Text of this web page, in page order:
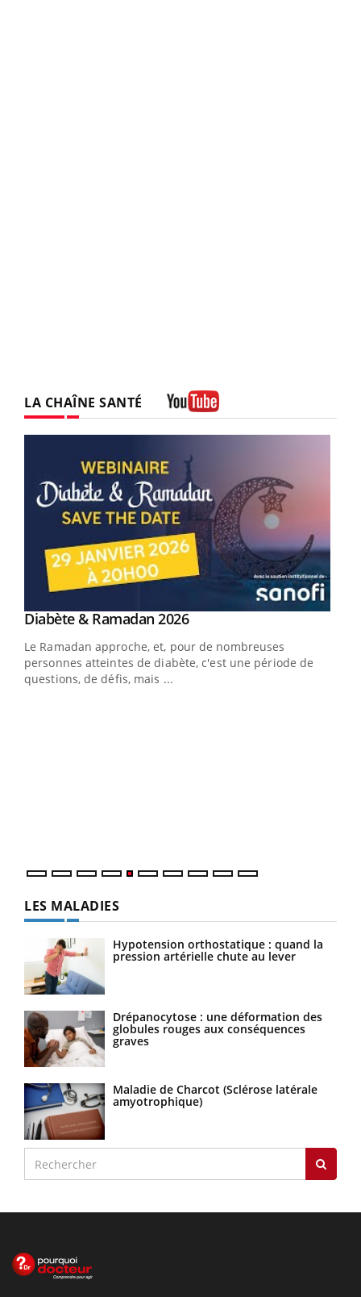
LA CHAÎNE SANTÉ
Youtube
Diabète & Ramadan 2026Youtube
Le Ramadan approche, et, pour de nombreuses
personnes atteintes de diabète, c'est une période de
questions, de défis, mais ...
Youtube
Un « jumeau numérique » pour faciliter l’accès
Un établissement lié à un groupe mutualiste innove en
matière de bilan de santé : l'utilisation d'un « jumeau
LES MALADIES
Hypotension orthostatique : quand la
pression artérielle chute au lever
Drépanocytose : une déformation des
globules rouges aux conséquences
graves
Maladie de Charcot (Sclérose latérale
amyotrophique)